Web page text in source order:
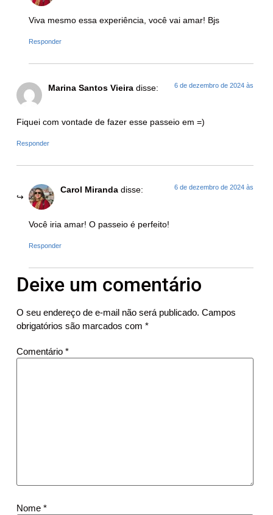
Viva mesmo essa experiência, você vai amar! Bjs
Responder
Marina Santos Vieira disse: 6 de dezembro de 2024 às
Fiquei com vontade de fazer esse passeio em =)
Responder
Carol Miranda disse: 6 de dezembro de 2024 às
Você iria amar! O passeio é perfeito!
Responder
Deixe um comentário
O seu endereço de e-mail não será publicado. Campos
obrigatórios são marcados com *
Comentário *
Nome *